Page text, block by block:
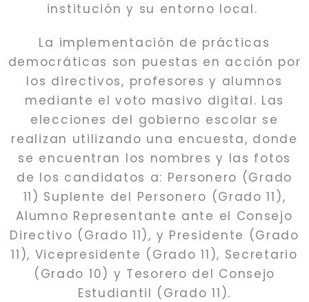
institución y su entorno local.
La implementación de prácticas
democráticas son puestas en acción por
los directivos, profesores y alumnos
mediante el voto masivo digital. Las
elecciones del gobierno escolar se
realizan utilizando una encuesta, donde
se encuentran los nombres y las fotos
de los candidatos a: Personero (Grado
11) Suplente del Personero (Grado 11),
Alumno Representante ante el Consejo
Directivo (Grado 11), y Presidente (Grado
11), Vicepresidente (Grado 11), Secretario
(Grado 10) y Tesorero del Consejo
Estudiantil (Grado 11).